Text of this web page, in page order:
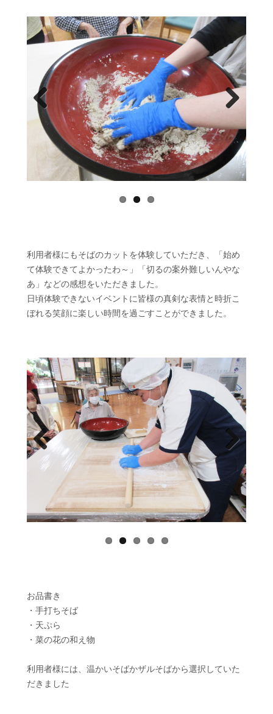
Prev
ious
Next
利用者様にもそばのカットを体験していただき、「始め
て体験できてよかったわ～」「切るの案外難しいんやな
あ」などの感想をいただきました。
日頃体験できないイベントに皆様の真剣な表情と時折こ
ぼれる笑顔に楽しい時間を過ごすことができました。
Prev
お品書き
・手打ちそば
・天ぷら
・菜の花の和え物
利用者様には、温かいそばかザルそばから選択していた
だきました